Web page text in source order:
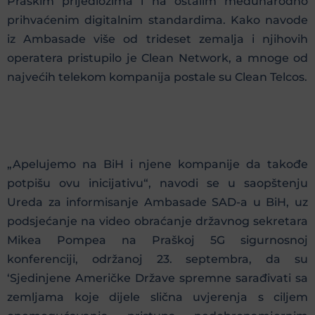
prihvaćenim digitalnim standardima. Kako navode
iz Ambasade više od trideset zemalja i njihovih
operatera pristupilo je Clean Network, a mnoge od
najvećih telekom kompanija postale su Clean Telcos.
„Apelujemo na BiH i njene kompanije da takođe
potpišu ovu inicijativu“, navodi se u saopštenju
Ureda za informisanje Ambasade SAD-a u BiH, uz
podsjećanje na video obraćanje državnog sekretara
Mikea Pompea na Praškoj 5G sigurnosnoj
konferenciji, održanoj 23. septembra, da su
‘Sjedinjene Američke Države spremne sarađivati sa
zemljama koje dijele slična uvjerenja s ciljem